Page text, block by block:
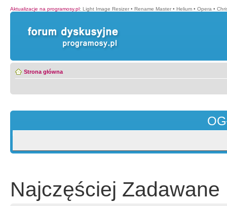
Aktualizacje na programosy.pl: Light Image Resizer • Rename Master • Helium • Opera •
Strona główna
Najczęściej Zadawane